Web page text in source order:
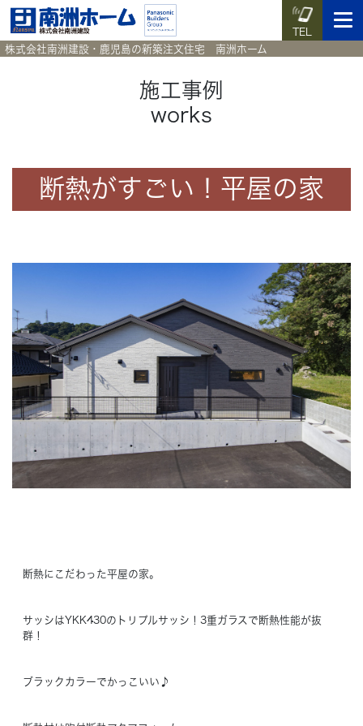
TEL
HOME ホーム
Voice お客様の声
Blog 暮らしのコラム
Concept コンセプト
Techno EX テクノストラクチャーEX
株式会社南洲建設・鹿児島の新築注文住宅 南洲ホーム
施工事例
works
断熱がすごい！平屋の家
断熱にこだわった平屋の家。
サッシはYKK430のトリプルサッシ！3重ガラスで断熱性能が抜
群！
ブラックカラーでかっこいい♪